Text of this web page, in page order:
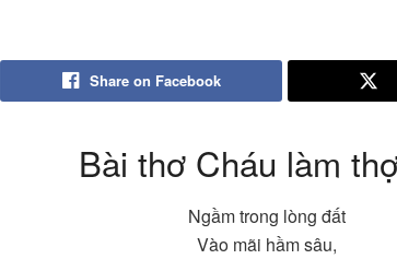
Share on Facebook
Bài thơ Cháu làm
Ngầm trong lòng đất
Vào mãi hầm sâu,